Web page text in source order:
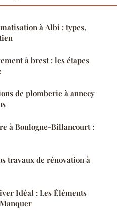
à Albi : types,
à brest : les étapes
de plomberie à annecy
à Boulogne-Billancourt :
travaux de rénovation à
Idéal : Les Éléments